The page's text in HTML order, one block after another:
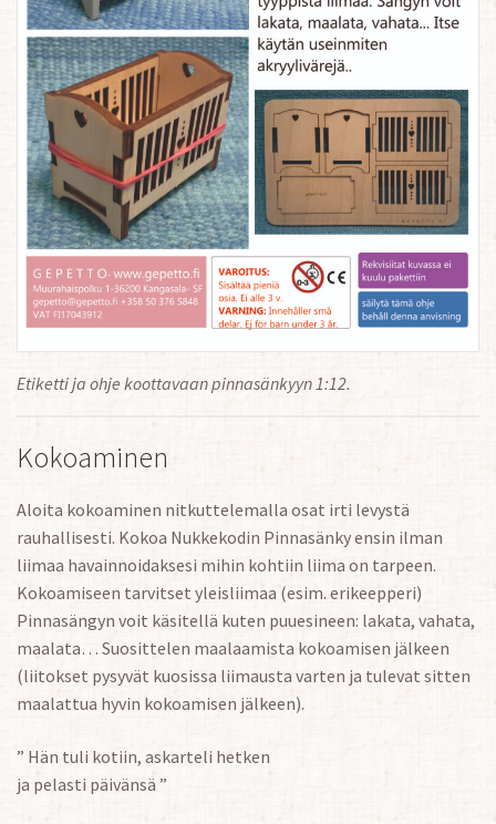
Etiketti ja ohje koottavaan pinnasänkyyn 1:12.
Kokoaminen
Aloita kokoaminen nitkuttelemalla osat irti levystä
rauhallisesti. Kokoa Nukkekodin Pinnasänky ensin ilman
liimaa havainnoidaksesi mihin kohtiin liima on tarpeen.
Kokoamiseen tarvitset yleisliimaa (esim. erikeepperi)
Pinnasängyn voit käsitellä kuten puuesineen: lakata, vahata,
maalata… Suosittelen maalaamista kokoamisen jälkeen
(liitokset pysyvät kuosissa liimausta varten ja tulevat sitten
maalattua hyvin kokoamisen jälkeen).
” Hän tuli kotiin, askarteli hetken
ja pelasti päivänsä ”